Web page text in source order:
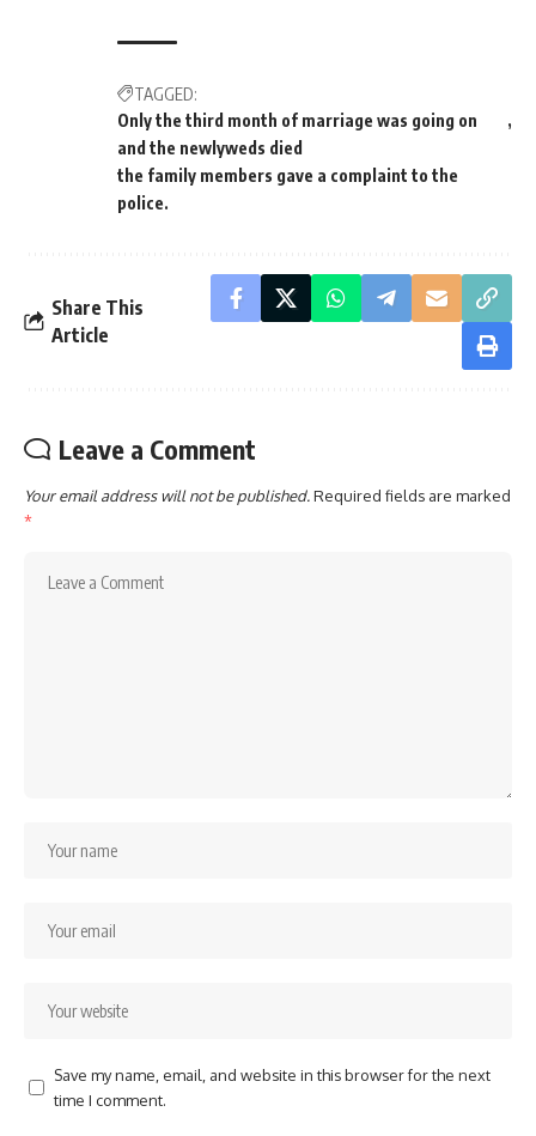
TAGGED:
Only the third month of marriage was going on
and the newlyweds died
the family members gave a complaint to the
police.
Share This
Article
Leave a Comment
Your email address will not be published.Required fields are marked
*
Save my name, email, and website in this browser for the next
time I comment.